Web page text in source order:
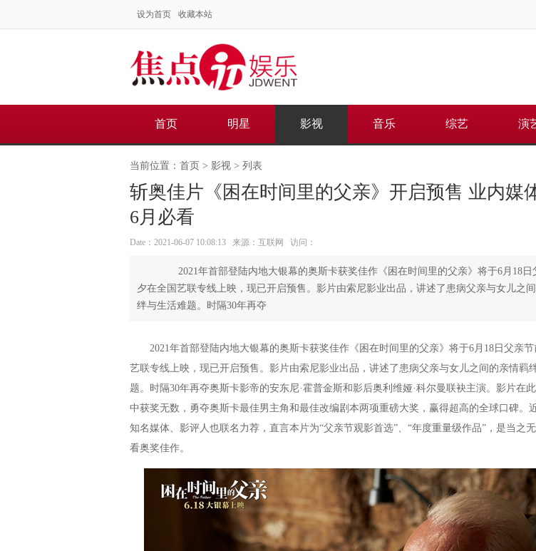
设为首页 收藏本站
首页 明星 影视 音乐 综艺 演
当前位置： 首页 > 影视 > 列表
斩奥佳片《困在时间里的父亲》开启预售 业内媒
6月必看
Date：2021-06-07 10:08:13 来源：互联网 访问：
2021年首部登陆内地大银幕的奥斯卡获奖佳作《困在时间里的父亲》将于6月18日
夕在全国艺联专线上映，现已开启预售。影片由索尼影业出品，讲述了患病父亲与女儿之
绊与生活难题。时隔30年再夺
2021年首部登陆内地大银幕的奥斯卡获奖佳作《困在时间里的父亲》将于6月18日父亲节
艺联专线上映，现已开启预售。影片由索尼影业出品，讲述了患病父亲与女儿之间的亲情羁
题。时隔30年再夺奥斯卡影帝的安东尼·霍普金斯和影后奥利维娅·科尔曼联袂主演。影片在
中获奖无数，勇夺奥斯卡最佳男主角和最佳改编剧本两项重磅大奖，赢得超高的全球口碑。
知名媒体、影评人也联名力荐，直言本片为“父亲节观影首选”、“年度重量级作品”，是当之
看奥奖佳作。